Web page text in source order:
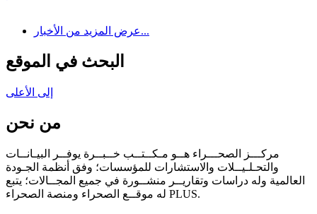
عرض المزيد من الأخبار...
البحث في الموقع
إلى الأعلى
من نحن
مركـــز الصحـــراء هــو مـكــتــب خــبــرة يوفــر البيـانــات
والتحـلـيــلات والاستشارات للمؤسسات؛ وفق أنظمة الجـودة
العالمية وله دراسات وتقاريــر منشــورة في جميع المجــالات؛ يتبع
له موقــع الصحراء ومنصة الصحراء PLUS.